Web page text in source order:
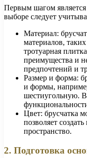
Первым шагом
выборе следует
Материал:
материалов,
тротуарная
преимущества и
предпочтений и
Размер и форма:
и формы,
шестиугольную.
Цвет: брусчатка
позволяет
пространство.
2. Подготовка